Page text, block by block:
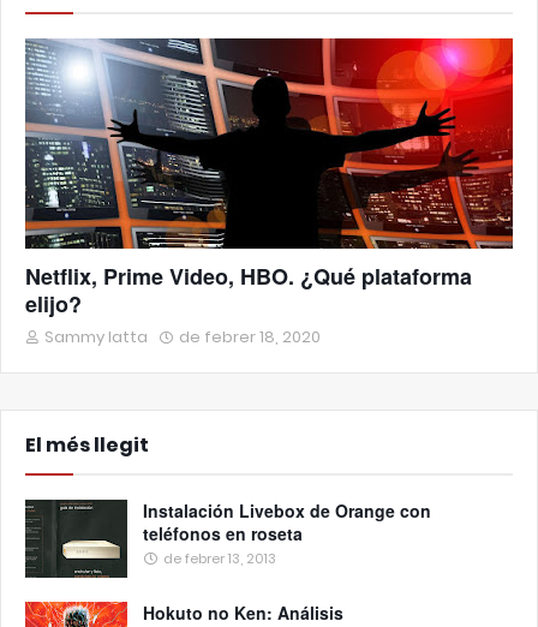
Netflix, Prime Video, HBO. ¿Qué plataforma
elijo?
Sammy Iatta de febrer 18, 2020
El més llegit
Instalación Livebox de Orange con
teléfonos en roseta
de febrer 13, 2013
Hokuto no Ken: Análisis